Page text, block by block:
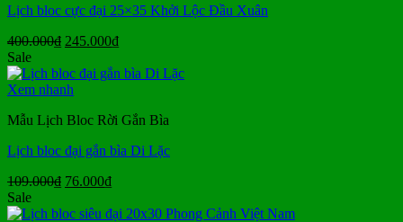
Lịch bloc cực đại 25×35 Khởi Lộc Đầu Xuân
400.000₫ Giá
là:
400.000₫.
245.000₫Giá
tại
Sale
Xem nhanh
Mẫu Lịch Bloc Rời Gắn Bìa
Lịch bloc đại gắn bìa Di Lặc
109.000₫ Giá
là:
76.000₫Giá
tại
Sale